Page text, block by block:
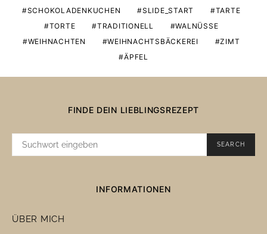
SCHOKOLADENKUCHEN
SLIDE_START
TARTE
TORTE
TRADITIONELL
WALNÜSSE
WEIHNACHTEN
WEIHNACHTSBÄCKEREI
ZIMT
ÄPFEL
FINDE DEIN LIEBLINGSREZEPT
SUCHE
SEARCH
INFORMATIONEN
ÜBER MICH